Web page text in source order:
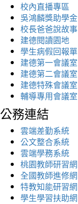
校內直播專區
吳鴻麟獎助學金
校長爸爸說故事
建德閱讀園地
學生病假回報單
建德第一會議室
建德第二會議室
建德特殊會議室
輔導專用會議室
公務連結
雲端差勤系統
公文整合系統
雲端學務系統
桃園教師研習網
全國教師進修網
特教知能研習網
學生學習扶助網